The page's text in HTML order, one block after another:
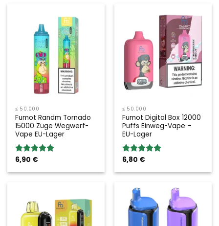
≤ 50.000
Fumot Randm Tornado
15000 Züge Wegwerf-
Vape EU-Lager
Bewertung:
6,90 €
≤ 50.000
Fumot Digital Box 12000
Puffs Einweg-Vape –
EU-Lager
Bewertung:
6,80 €